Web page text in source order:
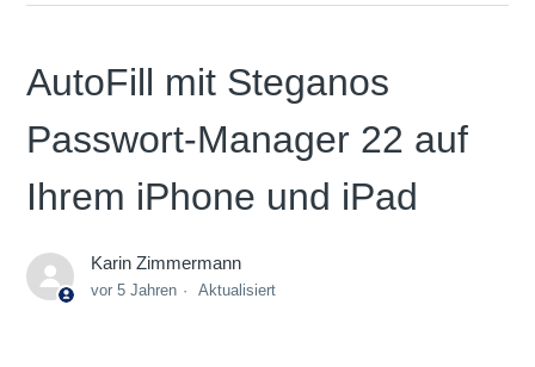
AutoFill mit Steganos
Passwort-Manager 22 auf
Ihrem iPhone und iPad
Karin Zimmermann
vor 5 Jahren Aktualisiert